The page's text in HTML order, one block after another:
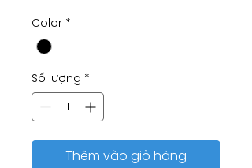
Color *
Số lượng *
Thêm vào giỏ hàng